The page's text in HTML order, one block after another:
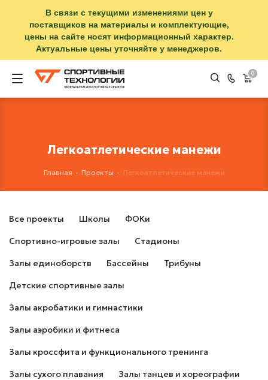
В связи с текущими изменениями цен у
поставщиков на материалы и комплектующие,
цены на сайте носят информационный характер.
Актуальные цены уточняйте у менеджеров.
0
Легкоатлетические манежи
Главная - Проекты - Легкоатлетические манежи
Все проекты Школы ФОКи
Спортивно-игровые залы Стадионы
Залы единоборств Бассейны Трибуны
Детские спортивные залы
Залы акробатики и гимнастики
Залы аэробики и фитнеса
Залы кроссфита и функционального тренинга
Залы сухого плавания Залы танцев и хореографии